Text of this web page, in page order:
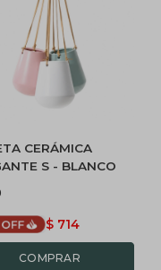
CERÁMICA
S - BLANCO
$ 714